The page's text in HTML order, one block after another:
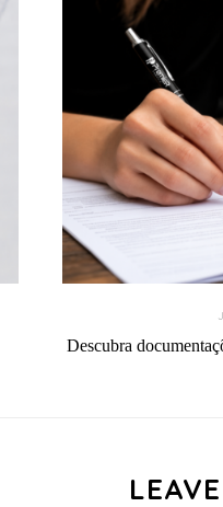
Descubra